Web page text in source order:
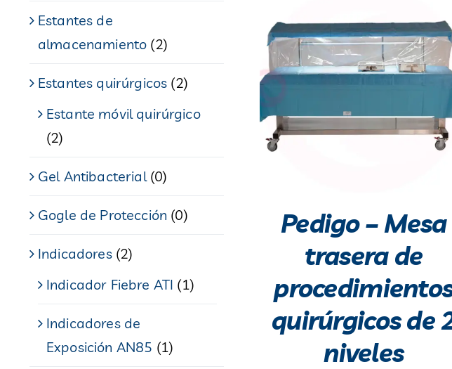
Estantes de
almacenamiento (2)
Estantes quirúrgicos (2)
Estante móvil quirúrgico
(2)
Gel Antibacterial (0)
Gogle de Protección (0)
Indicadores (2)
Indicador Fiebre ATI (1)
Indicadores de
Exposición AN85 (1)
Pedigo – Mesa
trasera de
quirúrgicos de
niveles